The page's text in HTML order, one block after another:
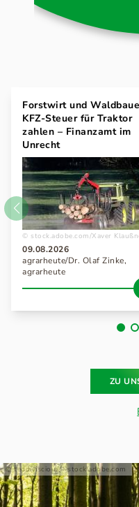
Forstwirt und
KFZ-Steuer für Traktor
zahlen – Finanzamt im
Unrecht
stock.adobe.com/Xaver
09.08.2026
agrarheute/Dr. Olaf Zinke,
agrarheute
ZU
teddiviscious - stock.adobe.com